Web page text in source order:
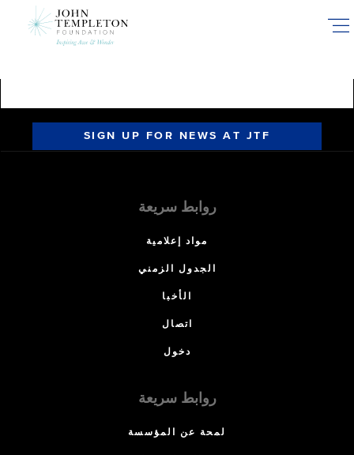
SIGN UP FOR NEWS AT JTF
روابط سريعة
مواد إعلامية
الجدول الزمني
الأخبا
اتصال
دخول
روابط سريعة
لمحة عن المؤسسة